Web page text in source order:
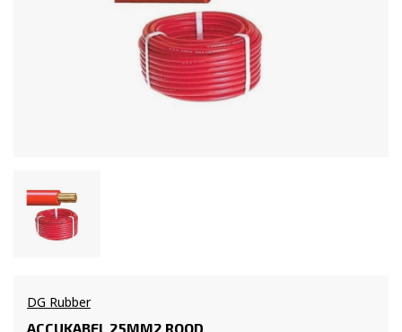
DG Rubber
ACCUKABEL 25MM2 ROOD